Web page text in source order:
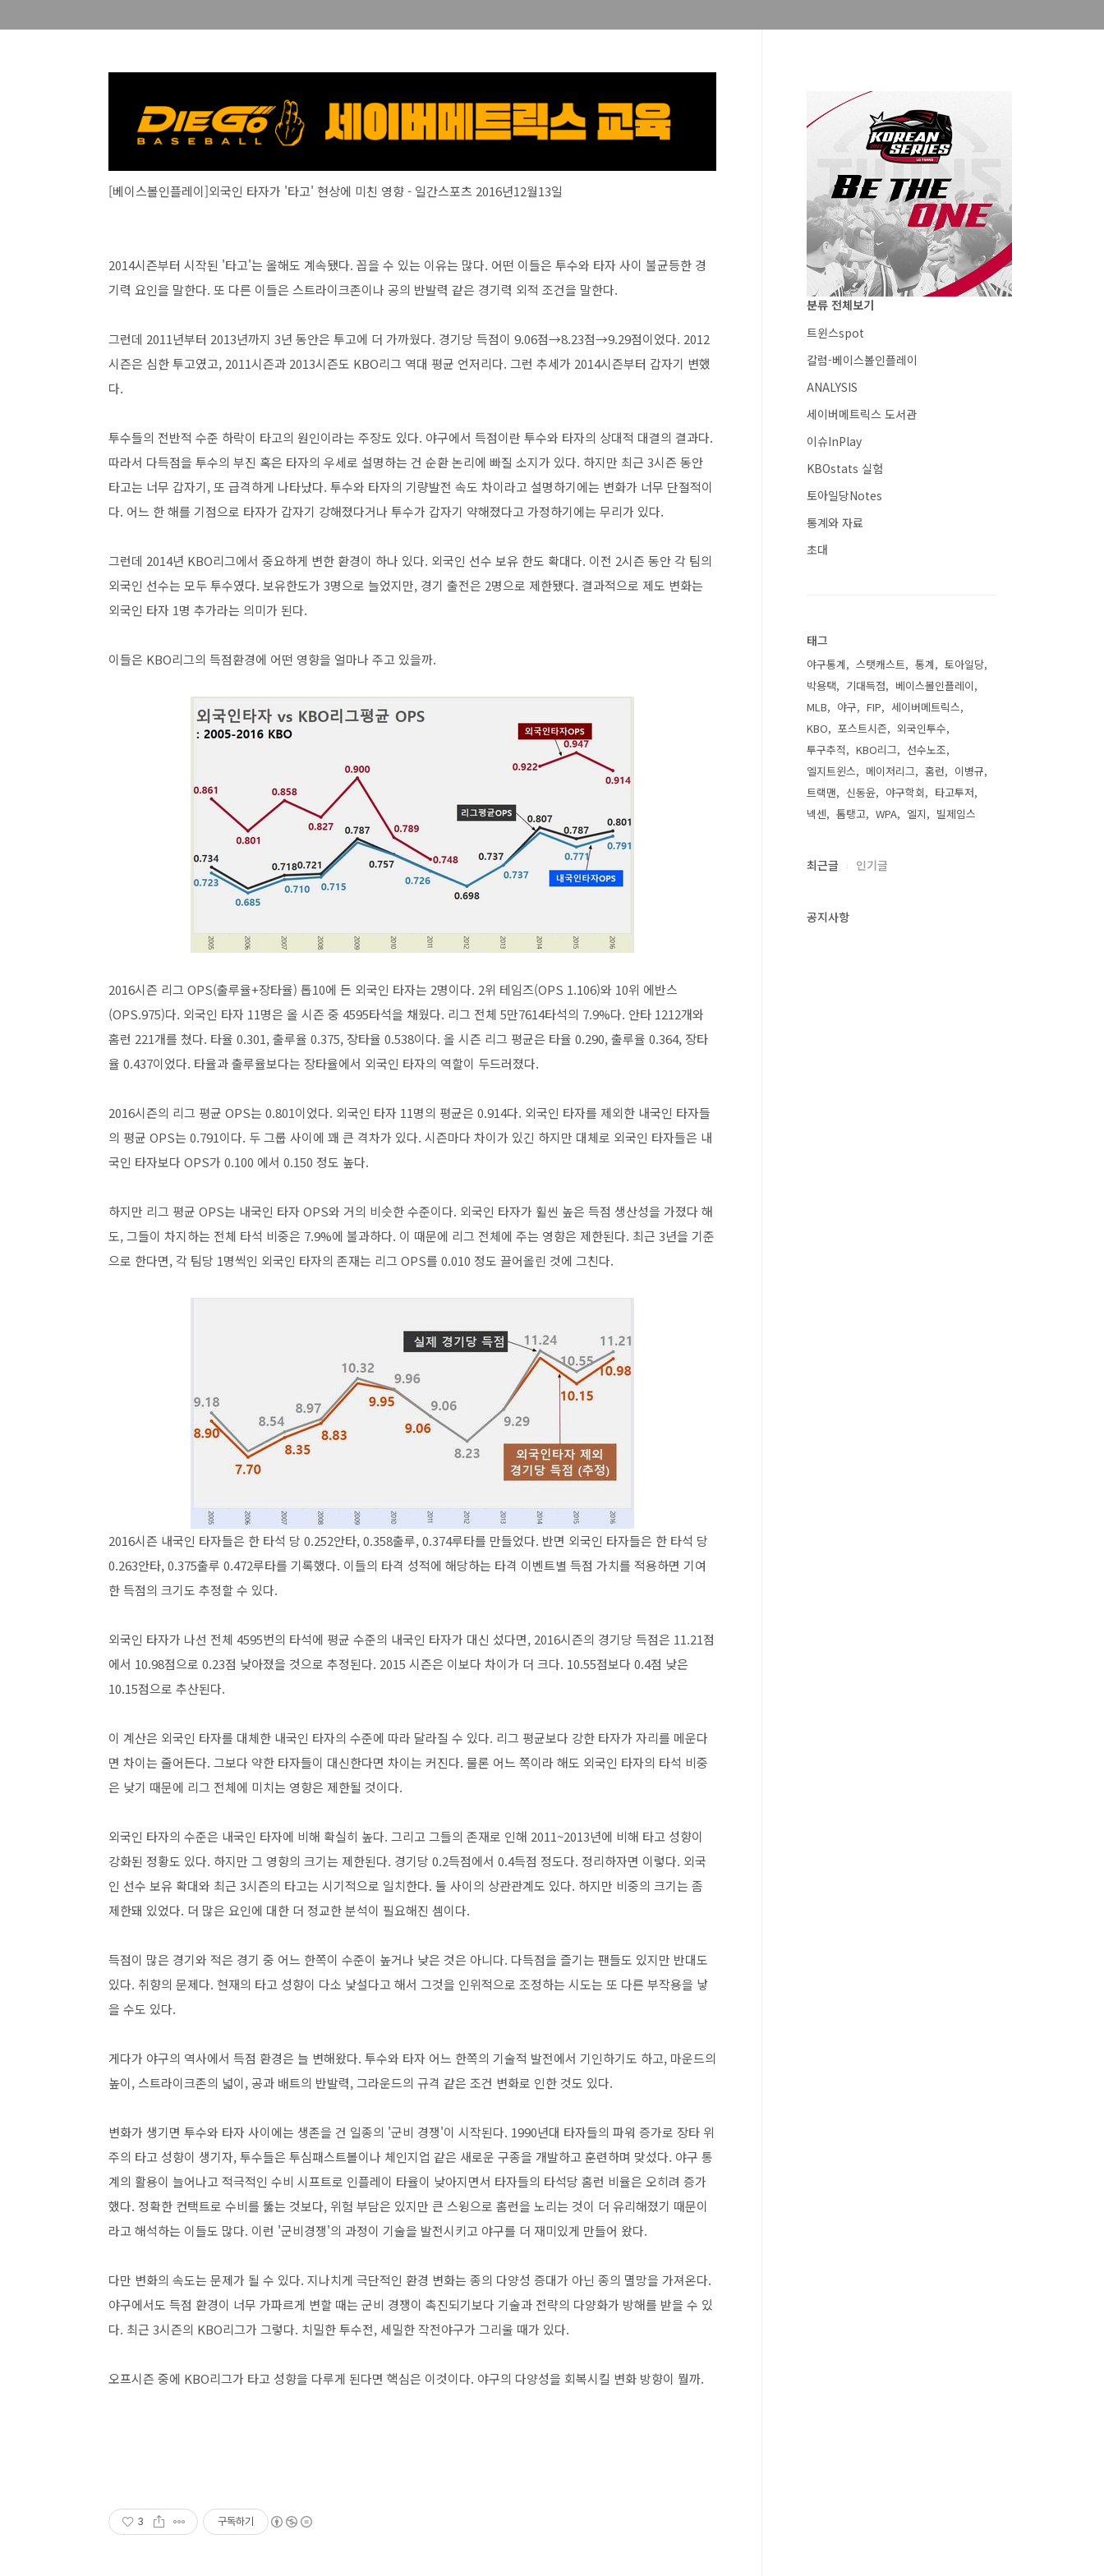
[베이스볼인플레이]외국인 타자가 '타고' 현상에 미친 영향 - 일간스포츠 2016년12월13일
2014시즌부터 시작된 '타고'는 올해도 계속됐다. 꼽을 수 있는 이유는 많다. 어떤 이들은 투수와 타자 사이 불균등한 경
기력 요인을 말한다. 또 다른 이들은 스트라이크존이나 공의 반발력 같은 경기력 외적 조건을 말한다.
그런데 2011년부터 2013년까지 3년 동안은 투고에 더 가까웠다. 경기당 득점이 9.06점→8.23점→9.29점이었다. 2012
시즌은 심한 투고였고, 2011시즌과 2013시즌도 KBO리그 역대 평균 언저리다. 그런 추세가 2014시즌부터 갑자기 변했
다.
투수들의 전반적 수준 하락이 타고의 원인이라는 주장도 있다. 야구에서 득점이란 투수와 타자의 상대적 대결의 결과다.
따라서 다득점을 투수의 부진 혹은 타자의 우세로 설명하는 건 순환 논리에 빠질 소지가 있다. 하지만 최근 3시즌 동안
타고는 너무 갑자기, 또 급격하게 나타났다. 투수와 타자의 기량발전 속도 차이라고 설명하기에는 변화가 너무 단절적이
다. 어느 한 해를 기점으로 타자가 갑자기 강해졌다거나 투수가 갑자기 약해졌다고 가정하기에는 무리가 있다.
그런데 2014년 KBO리그에서 중요하게 변한 환경이 하나 있다. 외국인 선수 보유 한도 확대다. 이전 2시즌 동안 각 팀의
외국인 선수는 모두 투수였다. 보유한도가 3명으로 늘었지만, 경기 출전은 2명으로 제한됐다. 결과적으로 제도 변화는
외국인 타자 1명 추가라는 의미가 된다.
이들은 KBO리그의 득점환경에 어떤 영향을 얼마나 주고 있을까.
2016시즌 리그 OPS(출루율+장타율) 톱10에 든 외국인 타자는 2명이다. 2위 테임즈(OPS 1.106)와 10위 에반스
(OPS.975)다. 외국인 타자 11명은 올 시즌 중 4595타석을 채웠다. 리그 전체 5만7614타석의 7.9%다. 안타 1212개와
홈런 221개를 쳤다. 타율 0.301, 출루율 0.375, 장타율 0.538이다. 올 시즌 리그 평균은 타율 0.290, 출루율 0.364, 장타
율 0.437이었다. 타율과 출루율보다는 장타율에서 외국인 타자의 역할이 두드러졌다.
2016시즌의 리그 평균 OPS는 0.801이었다. 외국인 타자 11명의 평균은 0.914다. 외국인 타자를 제외한 내국인 타자들
의 평균 OPS는 0.791이다. 두 그룹 사이에 꽤 큰 격차가 있다. 시즌마다 차이가 있긴 하지만 대체로 외국인 타자들은 내
국인 타자보다 OPS가 0.100 에서 0.150 정도 높다.
하지만 리그 평균 OPS는 내국인 타자 OPS와 거의 비슷한 수준이다. 외국인 타자가 휠씬 높은 득점 생산성을 가졌다 해
도, 그들이 차지하는 전체 타석 비중은 7.9%에 불과하다. 이 때문에 리그 전체에 주는 영향은 제한된다. 최근 3년을 기준
으로 한다면, 각 팀당 1명씩인 외국인 타자의 존재는 리그 OPS를 0.010 정도 끌어올린 것에 그친다.
2016시즌 내국인 타자들은 한 타석 당 0.252안타, 0.358출루, 0.374루타를 만들었다. 반면 외국인 타자들은 한 타석 당
0.263안타, 0.375출루 0.472루타를 기록했다. 이들의 타격 성적에 해당하는 타격 이벤트별 득점 가치를 적용하면 기여
한 득점의 크기도 추정할 수 있다.
외국인 타자가 나선 전체 4595번의 타석에 평균 수준의 내국인 타자가 대신 섰다면, 2016시즌의 경기당 득점은 11.21점
에서 10.98점으로 0.23점 낮아졌을 것으로 추정된다. 2015 시즌은 이보다 차이가 더 크다. 10.55점보다 0.4점 낮은
10.15점으로 추산된다.
이 계산은 외국인 타자를 대체한 내국인 타자의 수준에 따라 달라질 수 있다. 리그 평균보다 강한 타자가 자리를 메운다
면 차이는 줄어든다. 그보다 약한 타자들이 대신한다면 차이는 커진다. 물론 어느 쪽이라 해도 외국인 타자의 타석 비중
은 낮기 때문에 리그 전체에 미치는 영향은 제한될 것이다.
외국인 타자의 수준은 내국인 타자에 비해 확실히 높다. 그리고 그들의 존재로 인해 2011~2013년에 비해 타고 성향이
강화된 정황도 있다. 하지만 그 영향의 크기는 제한된다. 경기당 0.2득점에서 0.4득점 정도다. 정리하자면 이렇다. 외국
인 선수 보유 확대와 최근 3시즌의 타고는 시기적으로 일치한다. 둘 사이의 상관관계도 있다. 하지만 비중의 크기는 좀
제한돼 있었다. 더 많은 요인에 대한 더 정교한 분석이 필요해진 셈이다.
득점이 많은 경기와 적은 경기 중 어느 한쪽이 수준이 높거나 낮은 것은 아니다. 다득점을 즐기는 팬들도 있지만 반대도
있다. 취향의 문제다. 현재의 타고 성향이 다소 낯설다고 해서 그것을 인위적으로 조정하는 시도는 또 다른 부작용을 낳
을 수도 있다.
게다가 야구의 역사에서 득점 환경은 늘 변해왔다. 투수와 타자 어느 한쪽의 기술적 발전에서 기인하기도 하고, 마운드의
높이, 스트라이크존의 넓이, 공과 배트의 반발력, 그라운드의 규격 같은 조건 변화로 인한 것도 있다.
변화가 생기면 투수와 타자 사이에는 생존을 건 일종의 '군비 경쟁'이 시작된다. 1990년대 타자들의 파워 증가로 장타 위
주의 타고 성향이 생기자, 투수들은 투심패스트볼이나 체인지업 같은 새로운 구종을 개발하고 훈련하며 맞섰다. 야구 통
계의 활용이 늘어나고 적극적인 수비 시프트로 인플레이 타율이 낮아지면서 타자들의 타석당 홈런 비율은 오히려 증가
했다. 정확한 컨택트로 수비를 뚫는 것보다, 위험 부담은 있지만 큰 스윙으로 홈런을 노리는 것이 더 유리해졌기 때문이
라고 해석하는 이들도 많다. 이런 '군비경쟁'의 과정이 기술을 발전시키고 야구를 더 재미있게 만들어 왔다.
다만 변화의 속도는 문제가 될 수 있다. 지나치게 극단적인 환경 변화는 종의 다양성 증대가 아닌 종의 멸망을 가져온다.
야구에서도 득점 환경이 너무 가파르게 변할 때는 군비 경쟁이 촉진되기보다 기술과 전략의 다양화가 방해를 받을 수 있
다. 최근 3시즌의 KBO리그가 그렇다. 치밀한 투수전, 세밀한 작전야구가 그리울 때가 있다.
오프시즌 중에 KBO리그가 타고 성향을 다루게 된다면 핵심은 이것이다. 야구의 다양성을 회복시킬 변화 방향이 뭘까.
3 구독하기
분류 전체보기
트윈스spot
칼럼-베이스볼인플레이
ANALYSIS
세이버메트릭스 도서관
이슈InPlay
KBOstats 실험
토아일당Notes
통계와 자료
초대
태그
야구통계 스탯캐스트 통계
토아일당
박용택
기대득점
베이스볼인플레이
MLB
야구 FIP
세이버메트릭스
KBO
포스트시즌
외국인투수
투구추적
KBO리그
선수노조
엘지트윈스
메이저리그 홈런
이병규
트랙맨
신동윤 야구학회
타고투저
넥센
톰탱고 WPA 엘지 빌제임스
최근글 인기글
공지사항